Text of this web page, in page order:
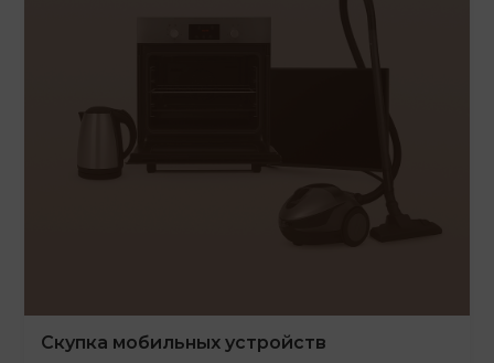
Скупка мобильных устройств